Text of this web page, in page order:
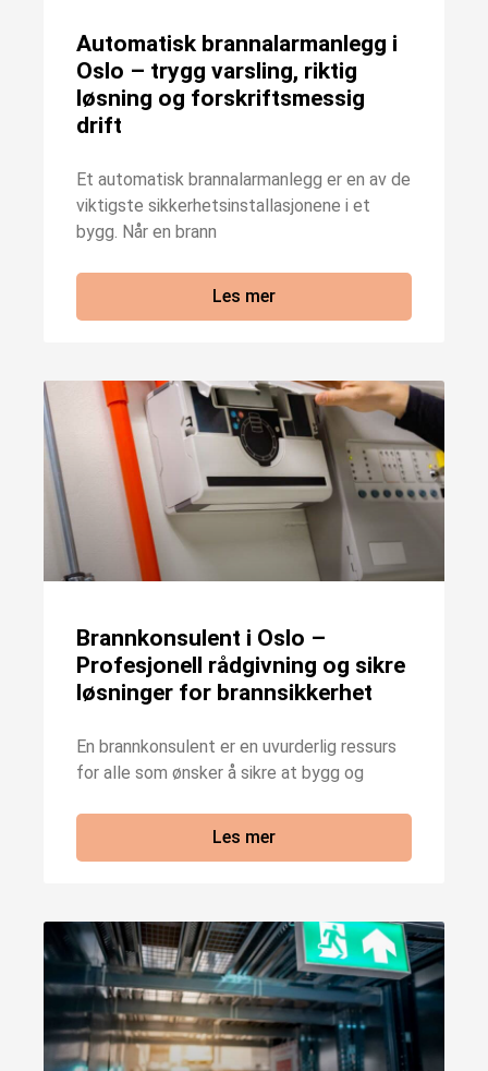
Automatisk brannalarmanlegg i
Oslo – trygg varsling, riktig
løsning og forskriftsmessig
drift
Et automatisk brannalarmanlegg er en av de
viktigste sikkerhetsinstallasjonene i et
bygg. Når en brann
Les mer
Brannkonsulent i Oslo –
Profesjonell rådgivning og sikre
løsninger for brannsikkerhet
En brannkonsulent er en uvurderlig ressurs
for alle som ønsker å sikre at bygg og
Les mer